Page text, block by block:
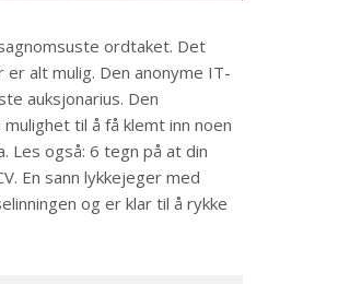
ordtaket. Det
alt mulig. Den anonyme IT-
auksjonarius. Den
til å få klemt inn noen
Les også: 6 tegn på at din
En sann lykkejeger med
og er klar til å rykke